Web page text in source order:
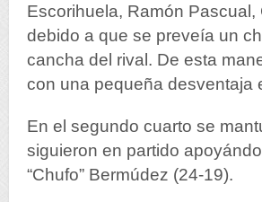
Escorihuela, Ramón
debido a que se preveía un
cancha del rival. De esta
con una pequeña desventaja
En el segundo cuarto se
siguieron en partido
“Chufo” Bermúdez (24-19).